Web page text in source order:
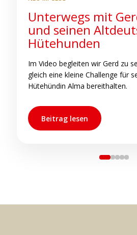
Unterwegs mit
und seinen
Hütehunden
Im Video begleiten wir Gerd zu
gleich eine kleine Challenge für
Hütehündin Alma bereithalten.
Beitrag lesen